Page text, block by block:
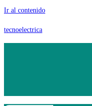
Ir al contenido
tecnoelectrica